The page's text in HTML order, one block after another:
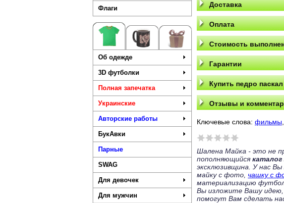
Флаги
Об одежде
3D футболки
Полная запечатка
Украинские
Авторские работы
БукАвки
Парные
SWAG
Для девочек
Для мужчин
Доставка
Оплата
Стоимость
Гарантии
Купить педро
Отзывы и
Ключевые слова: фильмы
Шалена Майка - это не
пополняющийся
эксклюзивщина. У нас
майку с фото, чашку с
материализацию
Вы изложите Вашу
помогут Вам сделать